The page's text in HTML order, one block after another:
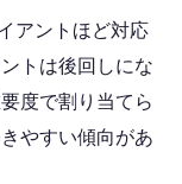
アントほど対応
トは後回しにな
度で割り当てら
やすい傾向があ